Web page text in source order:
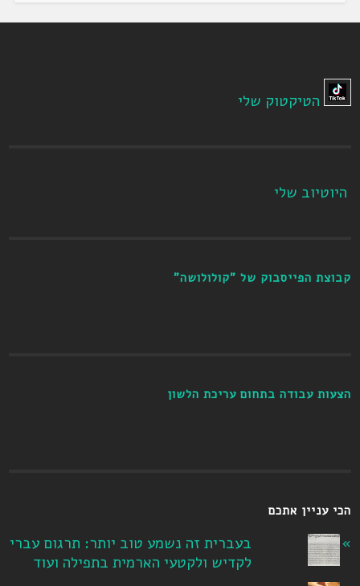
הטיקטוק שלי
היוטיוב שלי
קבוצת הפייסבוק של "קולולושה"
הצעות עבודה בתחום עריכת הלשון
הכי עניין אתכם
בעברית זה נשמע טוב יותר: תרגום עברי
לקדיש ולקטעי הארמית בתפילה ועוד